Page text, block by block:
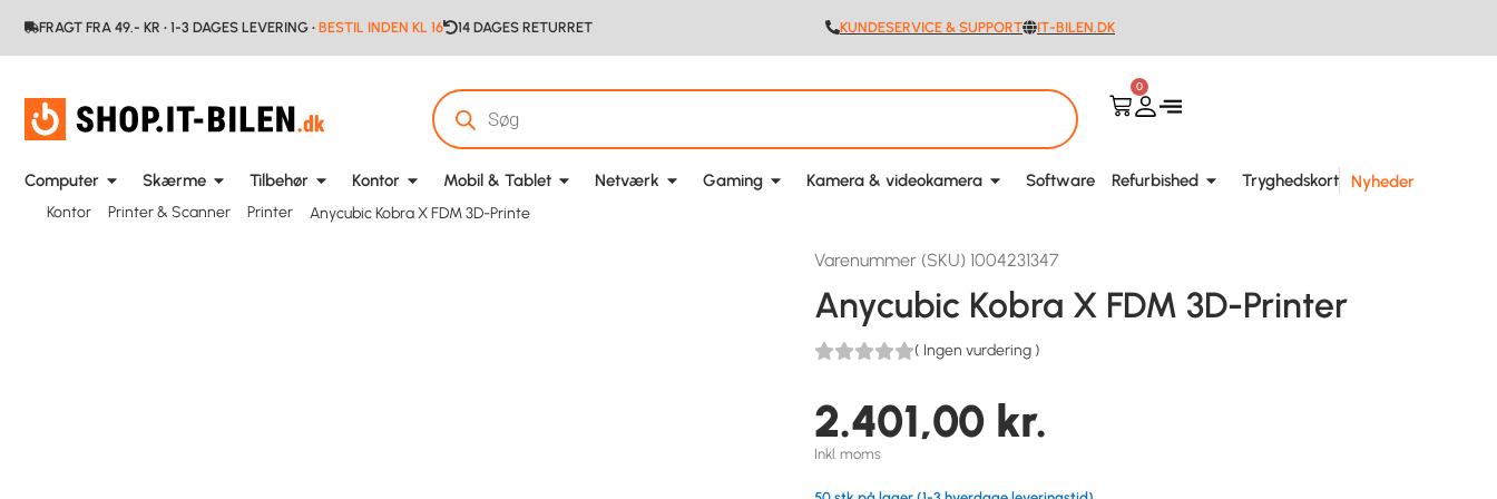
FRAGT FRA 49.- KR • 1-3 DAGES LEVERING • BESTIL INDEN KL 16 14 DAGES RETURRET KUNDESERVICE & SUPPORT IT-BILEN.DK
0
Computer Skærme Tilbehør Kontor Mobil & Tablet Netværk Gaming Kamera & videokamera Software Refurbished Tryghedskort Nyheder
Kontor Printer & Scanner Printer Anycubic Kobra X FDM 3D-Printe
Varenummer (SKU) 1004231347
Anycubic Kobra X FDM 3D-Printer
( Ingen vurdering )
2.401,00 kr.
Inkl. moms